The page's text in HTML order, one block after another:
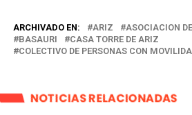
ARCHIVADO EN: ARIZ
ASOCIACION
BASAURI
CASA TORRE DE ARIZ
COLECTIVO DE PERSONAS CON
NOTICIAS RELACIONADAS